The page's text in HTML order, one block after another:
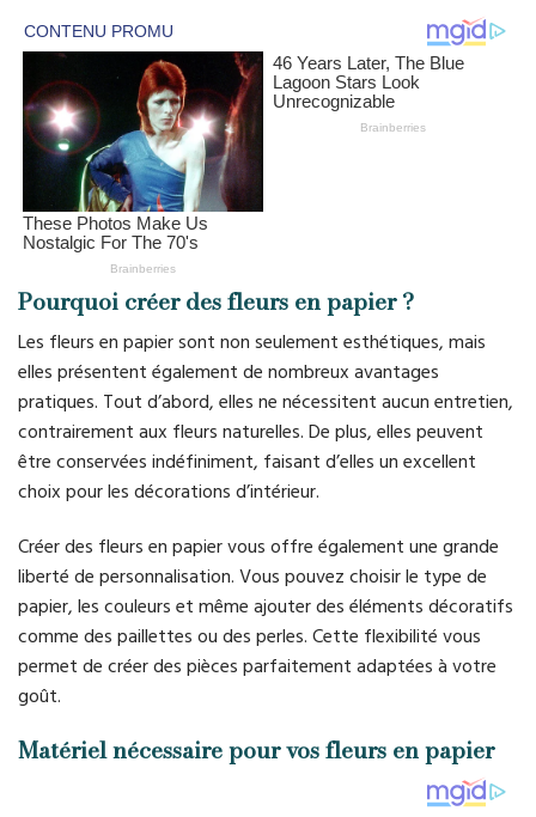
Pourquoi créer des fleurs en papier ?
Les fleurs en papier sont non seulement esthétiques, mais
elles présentent également de nombreux avantages
pratiques. Tout d’abord, elles ne nécessitent aucun entretien,
contrairement aux fleurs naturelles. De plus, elles peuvent
être conservées indéfiniment, faisant d’elles un excellent
choix pour les décorations d’intérieur.
Créer des fleurs en papier vous offre également une grande
liberté de personnalisation. Vous pouvez choisir le type de
papier, les couleurs et même ajouter des éléments décoratifs
comme des paillettes ou des perles. Cette flexibilité vous
permet de créer des pièces parfaitement adaptées à votre
goût.
Matériel nécessaire pour vos fleurs en papier